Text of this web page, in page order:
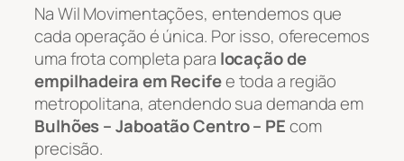
Na Wil Movimentações, entendemos que
cada operação é única. Por isso, oferecemos
uma frota completa para locação de
empilhadeira em Recifee toda a região
metropolitana, atendendo sua demanda em
Bulhões – Jaboatão Centro – PEcom
precisão.